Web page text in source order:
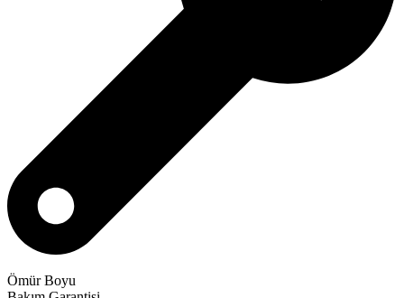
Ömür Boyu